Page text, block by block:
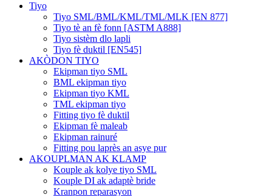
Tiyo
Tiyo SML/BML/KML/TML/MLK [EN 877]
Tiyo tè an fè fonn [ASTM A888]
Tiyo sistèm dlo lapli
Tiyo fè duktil [EN545]
AKÒDON TIYO
Ekipman tiyo SML
BML ekipman tiyo
Ekipman tiyo KML
TML ekipman tiyo
Fitting tiyo fè duktil
Ekipman fè maleab
Ekipman rainuré
Fitting pou laprès an asye pur
AKOUPLMAN AK KLAMP
Kouple ak kolye tiyo SML
Kouple DI ak adaptè bride
Kranpon reparasyon